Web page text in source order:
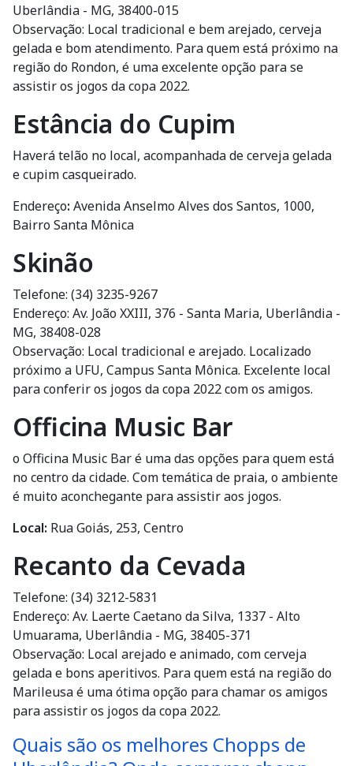
Uberlândia - MG, 38400-015
Observação: Local tradicional e bem arejado, cerveja
gelada e bom atendimento. Para quem está próximo na
região do Rondon, é uma excelente opção para se
assistir os jogos da copa 2022.
Estância do Cupim
Haverá telão no local, acompanhada de cerveja gelada
e cupim casqueirado.
Endereço: Avenida Anselmo Alves dos Santos, 1000,
Bairro Santa Mônica
Skinão
Telefone: (34) 3235-9267
Endereço: Av. João XXIII, 376 - Santa Maria, Uberlândia -
MG, 38408-028
Observação: Local tradicional e arejado. Localizado
próximo a UFU, Campus Santa Mônica. Excelente local
para conferir os jogos da copa 2022 com os amigos.
Officina Music Bar
o Officina Music Bar é uma das opções para quem está
no centro da cidade. Com temática de praia, o ambiente
é muito aconchegante para assistir aos jogos.
Local: Rua Goiás, 253, Centro
Recanto da Cevada
Telefone: (34) 3212-5831
Endereço: Av. Laerte Caetano da Silva, 1337 - Alto
Umuarama, Uberlândia - MG, 38405-371
Observação: Local arejado e animado, com cerveja
gelada e bons aperitivos. Para quem está na região do
Marileusa é uma ótima opção para chamar os amigos
para assistir os jogos da copa 2022.
Quais são os melhores Chopps de